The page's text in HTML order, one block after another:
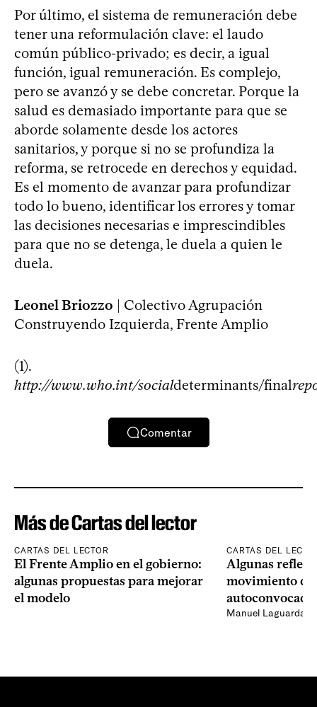
Por último, el sistema de remuneración debe
tener una reformulación clave: el laudo
común público-privado; es decir, a igual
función, igual remuneración. Es complejo,
pero se avanzó y se debe concretar. Porque la
salud es demasiado importante para que se
aborde solamente desde los actores
sanitarios, y porque si no se profundiza la
reforma, se retrocede en derechos y equidad.
Es el momento de avanzar para profundizar
todo lo bueno, identificar los errores y tomar
las decisiones necesarias e imprescindibles
para que no se detenga, le duela a quien le
duela.
Leonel Briozzo | Colectivo Agrupación
Construyendo Izquierda, Frente Amplio
(1).
http://www.who.int/socialdeterminants/final
Comentar
Más de Cartas del lector
CARTAS DEL LECTOR
El Frente Amplio en el gobierno:
algunas propuestas para mejorar
el modelo
CARTAS DEL
Algunas
movimiento de
Manuel Laguarda